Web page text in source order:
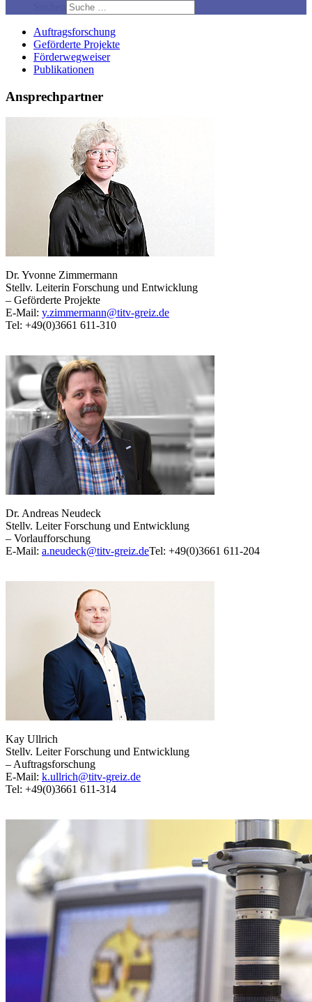
Auftragsforschung
Geförderte Projekte
Förderwegweiser
Publikationen
Ansprechpartner
Dr. Yvonne Zimmermann
Stellv. Leiterin Forschung und Entwicklung
– Geförderte Projekte
E-Mail: y.zimmermann@titv-greiz.de
Tel: +49(0)3661 611-310
Dr. Andreas Neudeck
Stellv. Leiter Forschung und Entwicklung
– Vorlaufforschung
E-Mail: a.neudeck@titv-greiz.deTel: +49(0)3661 611-204
Kay Ullrich
Stellv. Leiter Forschung und Entwicklung
– Auftragsforschung
E-Mail: k.ullrich@titv-greiz.de
Tel: +49(0)3661 611-314